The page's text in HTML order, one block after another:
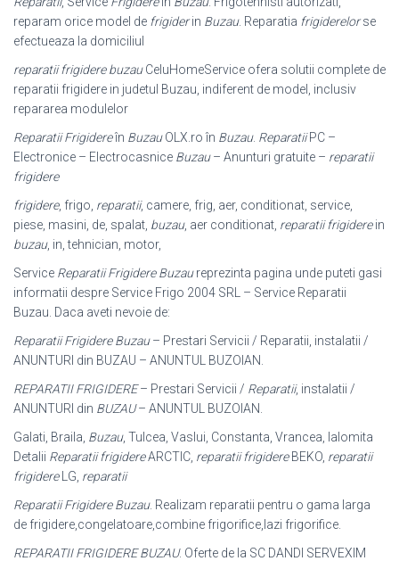
reparam orice model de frigiderin Buzau. Reparatia frigiderelorse
efectueaza la domiciliul
reparatii frigidere buzauCeluHomeService ofera solutii complete de
reparatii frigidere in judetul Buzau, indiferent de model, inclusiv
repararea modulelor
Reparatii Frigidereîn BuzauOLX.ro în Buzau. ReparatiiPC –
Electronice – Electrocasnice Buzau– Anunturi gratuite – reparatii
frigidere
frigidere, frigo, reparatii, camere, frig, aer, conditionat, service,
piese, masini, de, spalat, buzau, aer conditionat, reparatii frigiderein
buzau, in, tehnician, motor,
Service Reparatii Frigidere Buzaureprezinta pagina unde puteti gasi
informatii despre Service Frigo 2004 SRL – Service Reparatii
Buzau. Daca aveti nevoie de:
Reparatii Frigidere Buzau– Prestari Servicii / Reparatii, instalatii /
ANUNTURI din BUZAU – ANUNTUL BUZOIAN.
REPARATII FRIGIDERE– Prestari Servicii / Reparatii, instalatii /
ANUNTURI din BUZAU– ANUNTUL BUZOIAN.
Galati, Braila, Buzau, Tulcea, Vaslui, Constanta, Vrancea, Ialomita
Detalii Reparatii frigidereARCTIC, reparatii frigidereBEKO, reparatii
frigidereLG, reparatii
Reparatii Frigidere Buzau. Realizam reparatii pentru o gama larga
de frigidere, congelatoare,combine frigorifice,lazi frigorifice.
REPARATII FRIGIDERE BUZAU. Oferte de la SC DANDI SERVEXIM